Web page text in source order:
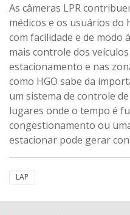
As câmeras LPR
médicos e os usuários
com facilidade e de modo
mais controle dos
estacionamento e nas
como HGO sabe da
um sistema de controle
lugares onde o tempo é
congestionamento ou
estacionar pode gerar
LAP